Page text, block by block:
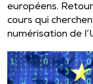
européens.
cours qui
numérisation de